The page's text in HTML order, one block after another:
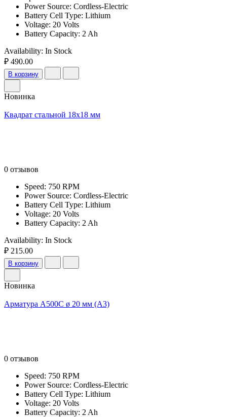
Power Source: Cordless-Electric
Battery Cell Type: Lithium
Voltage: 20 Volts
Battery Capacity: 2 Ah
Availability: In Stock
₽ 490.00
В корзину
Новинка
Квадрат стальной 18х18 мм
0 отзывов
Speed: 750 RPM
Power Source: Cordless-Electric
Battery Cell Type: Lithium
Voltage: 20 Volts
Battery Capacity: 2 Ah
Availability: In Stock
₽ 215.00
В корзину
Новинка
Арматура А500С ø 20 мм (А3)
0 отзывов
Speed: 750 RPM
Power Source: Cordless-Electric
Battery Cell Type: Lithium
Voltage: 20 Volts
Battery Capacity: 2 Ah